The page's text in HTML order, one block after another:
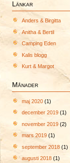
Länkar
Anders & Birgitta
Anitha & Bertil
Camping Eden
Kalis blogg
Kurt & Margot
Månader
maj 2020 (1)
december 2019 (1)
november 2019 (2)
mars 2019 (1)
september 2018 (1)
augusti 2018 (1)